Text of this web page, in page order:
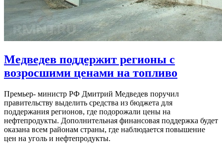
Медведев поддержит регионы с
возросшими ценами на топливо
Премьер- министр РФ Дмитрий Медведев поручил
правительству выделить средства из бюджета для
поддержания регионов, где подорожали цены на
нефтепродукты. Дополнительная финансовая поддержка будет
оказана всем районам страны, где наблюдается повышение
цен на уголь и нефтепродукты.